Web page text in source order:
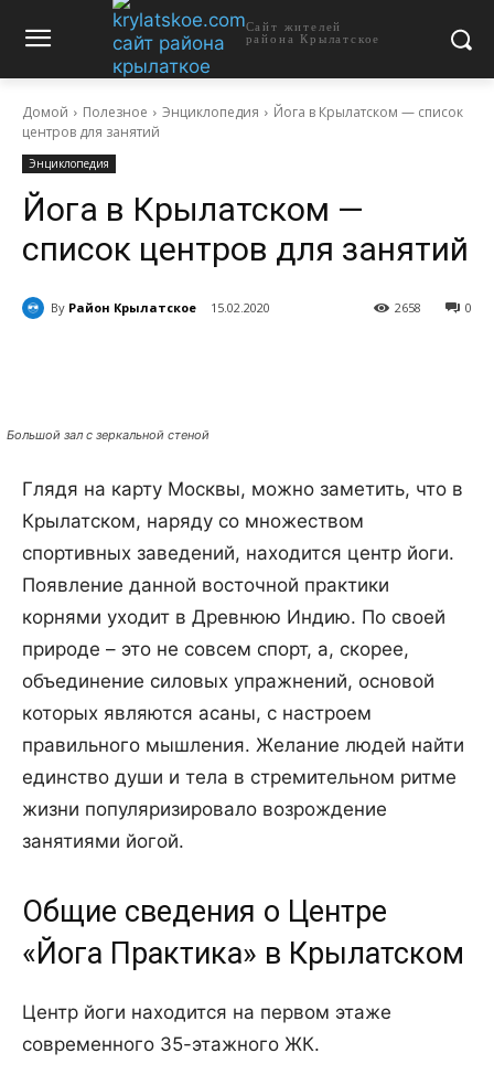
Сайт жителей
района Крылатское
Домой Полезное Энциклопедия
Йога в Крылатском — список
центров для занятий
Энциклопедия
Йога в Крылатском —
список центров для занятий
By Район Крылатское 15.02.2020 0
2658
Большой зал с зеркальной стеной
Глядя на карту Москвы, можно заметить, что в
Крылатском, наряду со множеством
спортивных заведений, находится центр йоги.
Появление данной восточной практики
корнями уходит в Древнюю Индию. По своей
природе – это не совсем спорт, а, скорее,
объединение силовых упражнений, основой
которых являются асаны, с настроем
правильного мышления. Желание людей найти
единство души и тела в стремительном ритме
жизни популяризировало возрождение
занятиями йогой.
Общие сведения о Центре
«Йога Практика» в Крылатском
Центр йоги находится на первом этаже
современного 35-этажного ЖК.